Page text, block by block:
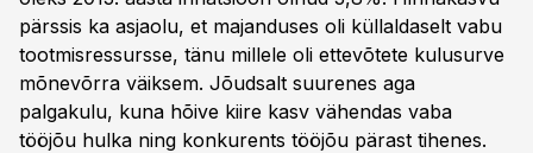
pärssis ka asjaolu, et majanduses oli küllaldaselt vabu
tootmisressursse, tänu millele oli ettevõtete kulusurve
mõnevõrra väiksem. Jõudsalt suurenes aga
palgakulu, kuna hõive kiire kasv vähendas vaba
tööjõu hulka ning konkurents tööjõu pärast tihenes.